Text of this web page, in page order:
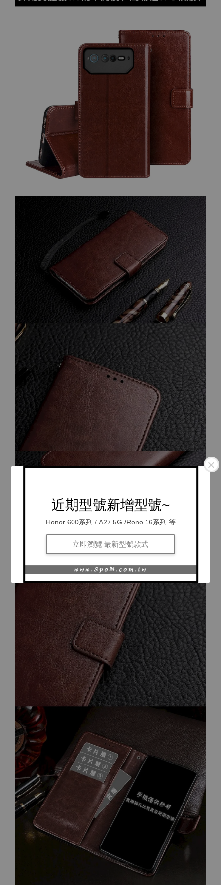
近期型號新增型號~
Honor 600系列 / A27 5G /Reno 16系列.等
立即瀏覽 最新型號款式